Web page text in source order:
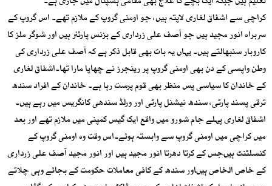
کراچی سے اشفاق لغاری لاپتہ ہیں، جو اومنی گروپ کے ملازم تھے۔ اس گروپ کے
سربراہ انور مجید ہیں جو آصف علی زرداری کے بزنس پارٹنر ہیں اور شوگر ملز کا
کاروبار سنبھالتے ہیں۔ یہاں یہ بات بھی قابل ذکر ہے کہ آصف علی زرداری کی
وطن واپسی کے دن بھی اومنی گروپ پر رینجرز نے چھاپا مارا تھا۔اشفاق لغاری
کے خاندان کا سیاسی پس منظر بھی قوم پرست رہا ہے۔ خاندان کے افراد سندھ
ترقی پسند پارٹی، سندھ نیشنل پارٹی اور ورلڈ سندھی کانگریس میں رہے ہیں۔
اشفاق لغاری پہلے جام شورو میں واقع ایک گیس کمپنی میں ملازم تھے اور بعد
میں کراچی میں اومنی گروپ سے وابستہ ہوئے۔اس وقت وہ اومنی گروپ کے
کنسلٹنٹ ہیںجس کے کرتا دھرتا انور مجید ہیں اور انور مجید آصف علی زرداری
کے خاص الخاص ہیںاور سندھ کے کافی معاملات حکومت کے بجائے وہی چلاتے